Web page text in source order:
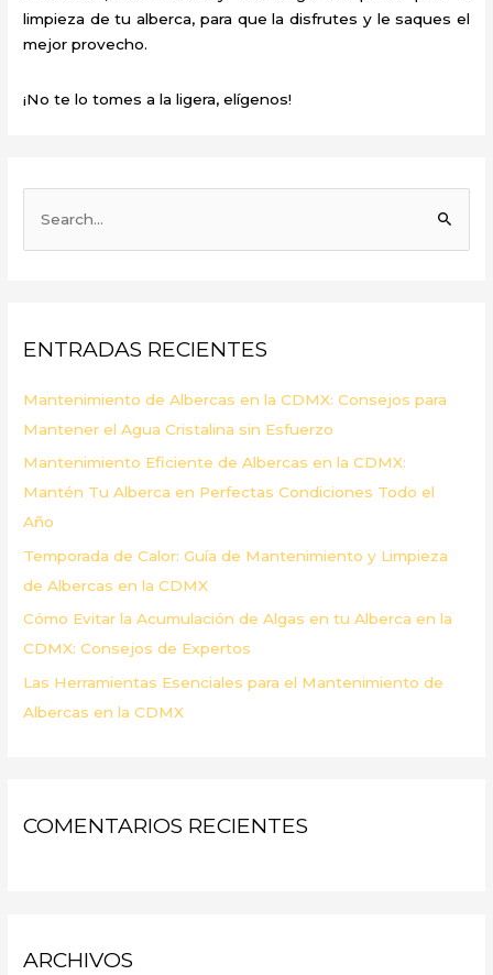
limpieza de tu alberca, para que la disfrutes y le saques el
mejor provecho.
¡No te lo tomes a la ligera, elígenos!
r
o
r
:
ENTRADAS RECIENTES
Mantenimiento de Albercas en la CDMX: Consejos para
Mantener el Agua Cristalina sin Esfuerzo
Mantenimiento Eficiente de Albercas en la CDMX:
Mantén Tu Alberca en Perfectas Condiciones Todo el
Año
Temporada de Calor: Guía de Mantenimiento y Limpieza
de Albercas en la CDMX
Cómo Evitar la Acumulación de Algas en tu Alberca en la
CDMX: Consejos de Expertos
Las Herramientas Esenciales para el Mantenimiento de
Albercas en la CDMX
COMENTARIOS RECIENTES
ARCHIVOS